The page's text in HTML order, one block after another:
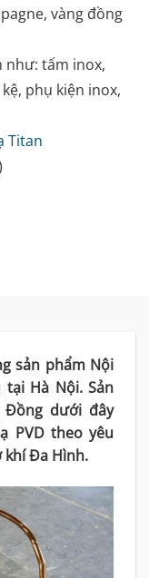
vàng đồng
như: tấm inox,
phụ kiện inox,
Titan
sản phẩm Nội
Hà Nội. Sản
Đồng dưới đây
PVD theo yêu
khí Đa Hình.